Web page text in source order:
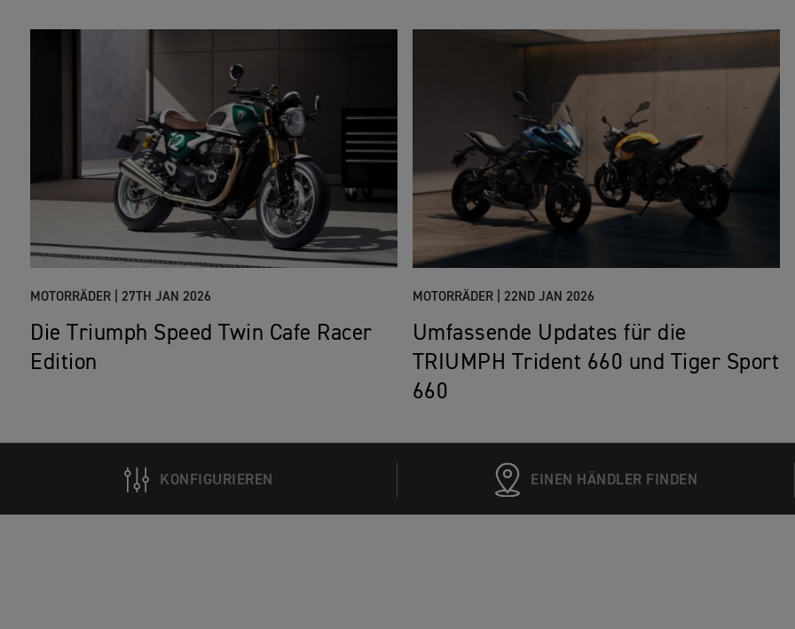
MOTORRÄDER | 27TH JAN 2026
Die Triumph Speed Twin Cafe Racer
Edition
MOTORRÄDER | 22ND JAN 2026
Umfassende Updates für die
TRIUMPH Trident 660 und Tiger Sport
660
KONFIGURIEREN EINEN HÄNDLER FINDEN